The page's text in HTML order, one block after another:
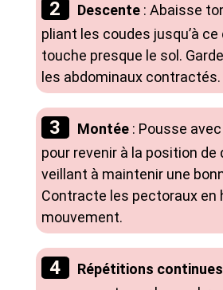
Descente : Abaisse
pliant les coudes jusqu’à
touche presque le sol.
les abdominaux contractés.
Montée : Pousse
pour revenir à la position de
veillant à maintenir une
Contracte les pectoraux en
mouvement.
Répétitions continues